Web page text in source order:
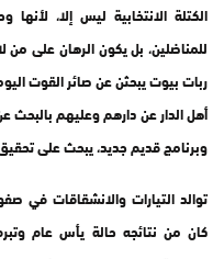
الكتلة الانتخابية ليس إلا،
للمناضلين، بل يكون الرهان على
ربات بيوت يبحثن عن صائر القوت
أهل الدار عن دارهم وعليهم
وبرنامج قديم جديد، يبحث على
توالد التيارات والانشقاقات في
كان من نتائجه حالة يأس عام